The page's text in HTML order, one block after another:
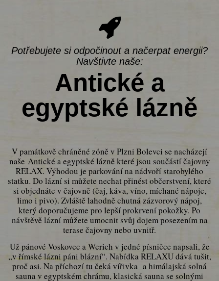
Potřebujete si odpočinout a načerpat energii?
Navštivte naše:
Antické a
egyptské lázně
V památkově chráněné zóně v Plzni Bolevci se nacházejí
naše Antické a egyptské lázně které jsou součástíčajovny
RELAX. Výhodou je parkování na nádvoří starobylého
statku. Do lázní si můžete nechat přinést občerstvení, které
si objednáte v čajovně (čaj, káva, víno, míchané nápoje,
limo i pivo). Zvláště lahodně chutná zázvorový nápoj,
který doporučujeme pro lepší prokrvení pokožky. Po
návštěvě lázní můžete umocnit svůj dojem posezením na
terase čajovny nebo uvnitř.
Už pánové Voskovec a Werich v jedné písničce napsali, že
„v římské lázni páni blázní“. Nabídka RELAXU dává tušit,
proč asi. Na příchozí tu čeká vířivka a himálajská solná
sauna v egyptském chrámu, klasická sauna se solnými